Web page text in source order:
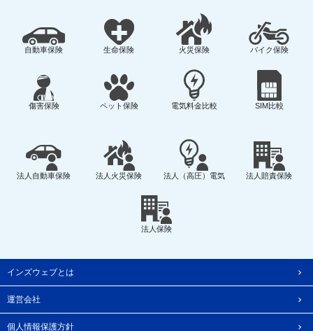
自動車保険 生命保険 火災保険 バイク保険
傷害保険 ペット保険 電気料金比較 SIM比較
法人自動車保険 法人火災保険 法人（高圧）電気 法人賠責保険
法人保険
インズウェブとは
運営会社
個人情報保護方針